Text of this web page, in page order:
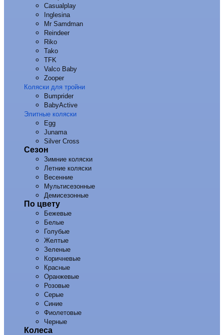
Casualplay
Inglesina
Mr Samdman
Reindeer
Riko
Tako
TFK
Valco Baby
Zooper
Коляски для тройни
Bumprider
BabyActive
Элитные коляски
Egg
Junama
Silver Cross
Сезон
Зимние коляски
Летние коляски
Весенние
Мультисезонные
Демисезонные
По цвету
Бежевые
Белые
Голубые
Желтые
Зеленые
Коричневые
Красные
Оранжевые
Розовые
Серые
Синие
Фиолетовые
Черные
Колеса